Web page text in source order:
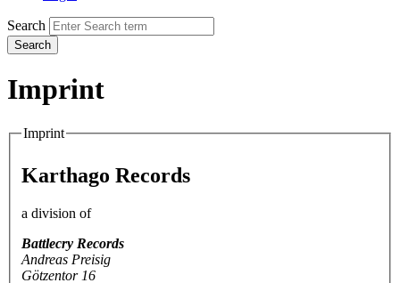
Search
Search
Imprint
Imprint
Karthago Records
a division of
Battlecry Records
Andreas Preisig
Götzentor 16